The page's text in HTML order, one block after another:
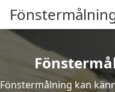
Fönstermålning kan